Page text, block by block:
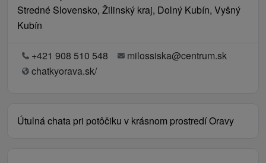
Stredné Slovensko, Žilinský kraj, Dolný Kubín, Vyšný
Kubín
+421 908 510 548
milossiska@centrum.sk
chatkyorava.sk/
Útulná chata pri potôčiku v krásnom prostredí Oravy